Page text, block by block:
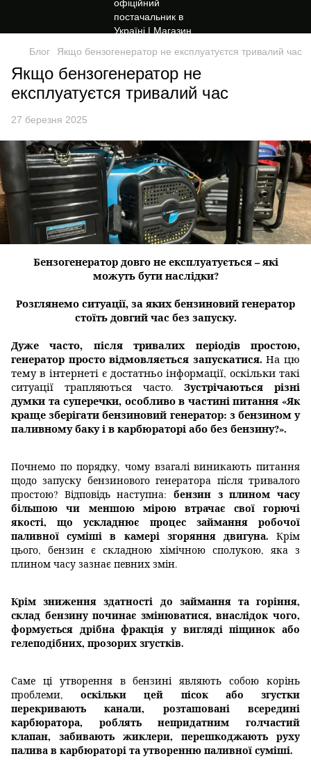
Блог Якщо бензогенератор не експлуатуєтся тривалий час
Якщо бензогенератор не
експлуатуєтся тривалий час
27 березня 2025
Бензогенератор довго не експлуатується – які
можуть бути наслідки?
Розглянемо ситуації, за яких бензиновий генератор
стоїть довгий час без запуску.
Дуже часто, після тривалих періодів простою,
генератор просто відмовляється запускатися. На цю
тему в інтернеті є достатньо інформації, оскільки такі
ситуації трапляються часто.Зустрічаються різні
думки тасуперечки, особливо в частині питання «Як
краще зберігати бензиновий генератор: з бензином у
паливному баку і в карбюраторі або без бензину?».
Почнемо по порядку, чому взагалі виникають питання
щодо запуску бензинового генератора після тривалого
простою? Відповідь наступна: бензин з плином часу
більшою чи меншою мірою втрачає свої горючі
якості, що ускладнює процес займання робочої
паливної суміші в камері згоряння двигуна. Крім
цього, бензин є складною хімічною сполукою, яка з
плином часу зазнає певних змін.
Крім зниження здатності до займання та горіння,
склад бензину починає змінюватися, внаслідок чого,
формується дрібна фракція у вигляді піщинок або
гелеподібних, прозорих згустків.
Саме ці утворення в бензині являють собою корінь
проблеми,оскільки цей пісок або згустки
перекривають канали, розташовані всередині
карбюратора, роблять непридатним голчастий
клапан, забивають жиклери, перешкоджають руху
палива в карбюраторі та утворенню паливної суміші.